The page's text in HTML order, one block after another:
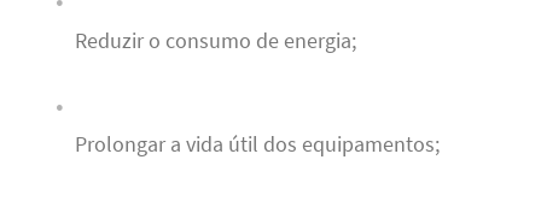
Reduzir o consumo de energia;
Prolongar a vida útil dos equipamentos;